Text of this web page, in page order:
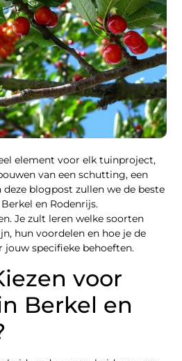
element voor elk tuinproject,
van een schutting, een
deze blogpost zullen we de beste
en Rodenrijs.
Je zult leren welke soorten
hun voordelen en hoe je de
jouw specifieke behoeften.
voor
Berkel en